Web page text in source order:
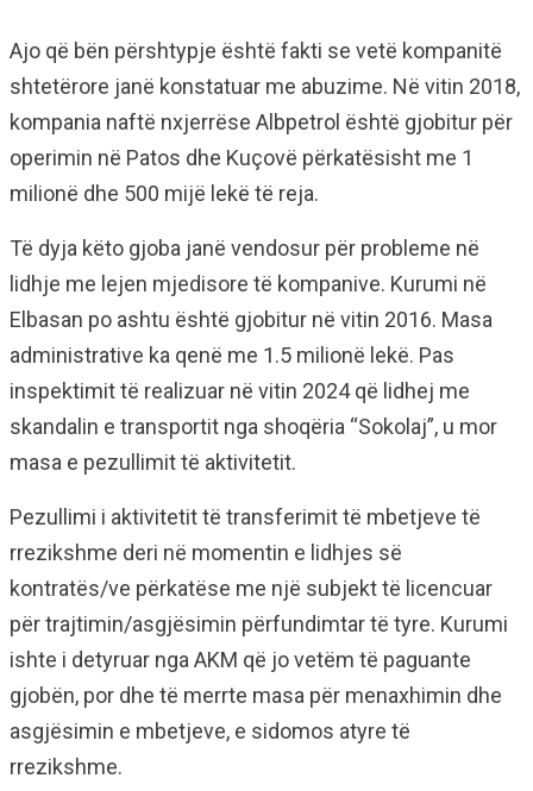
Ajo që bën përshtypje është fakti se vetë kompanitë
shtetërore janë konstatuar me abuzime. Në vitin 2018,
kompania naftë nxjerrëse Albpetrol është gjobitur për
operimin në Patos dhe Kuçovë përkatësisht me 1
milionë dhe 500 mijë lekë të reja.
Të dyja këto gjoba janë vendosur për probleme në
lidhje me lejen mjedisore të kompanive. Kurumi në
Elbasan po ashtu është gjobitur në vitin 2016. Masa
administrative ka qenë me 1.5 milionë lekë. Pas
inspektimit të realizuar në vitin 2024 që lidhej me
skandalin e transportit nga shoqëria “Sokolaj”, u mor
masa e pezullimit të aktivitetit.
Pezullimi i aktivitetit të transferimit të mbetjeve të
rrezikshme deri në momentin e lidhjes së
kontratës/ve përkatëse me një subjekt të licencuar
për trajtimin/asgjësimin përfundimtar të tyre. Kurumi
ishte i detyruar nga AKM që jo vetëm të paguante
gjobën, por dhe të merrte masa për menaxhimin dhe
asgjësimin e mbetjeve, e sidomos atyre të
rrezikshme.